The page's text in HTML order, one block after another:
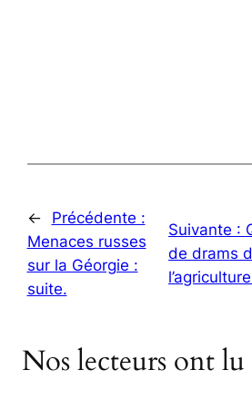
←
Précédente :
Menaces russes
sur la Géorgie :
suite.
Suivante :
de drams
Nos lecteurs ont lu